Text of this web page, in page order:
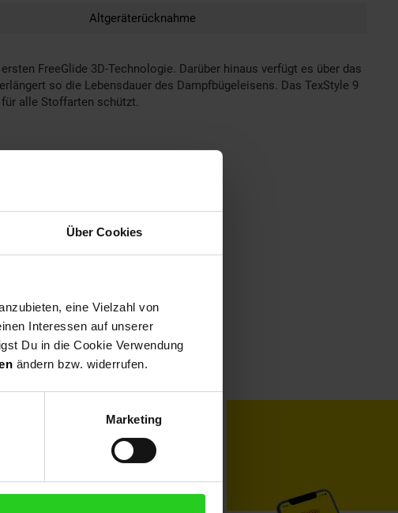
Über Cookies
eine Vielzahl von
Interessen auf unserer
Du in die Cookie Verwendung
ändern bzw. widerrufen.
Marketing
Altgeräterücknahme
FreeGlide 3D-Technologie. Darüber hinaus verfügt es über das
so die Lebensdauer des Dampfbügeleisens. Das TexStyle 9
alle Stoffarten schützt.
Karriere